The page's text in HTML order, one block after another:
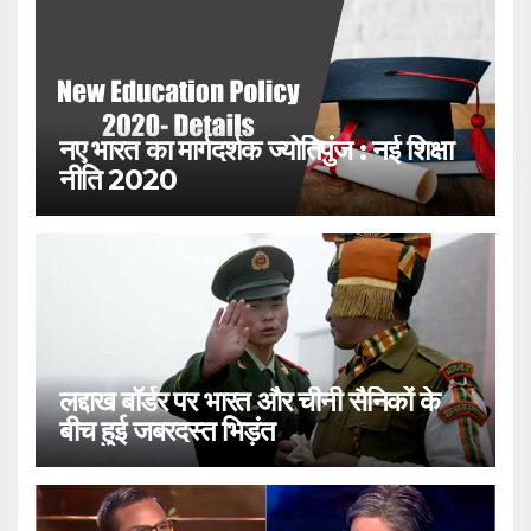
नए भारत का मार्गदर्शक ज्योतिपुंज : नई शिक्षा
नीति 2020
लद्दाख बॉर्डर पर भारत और चीनी सैनिकों के
बीच हुई जबरदस्त भिड़ंत